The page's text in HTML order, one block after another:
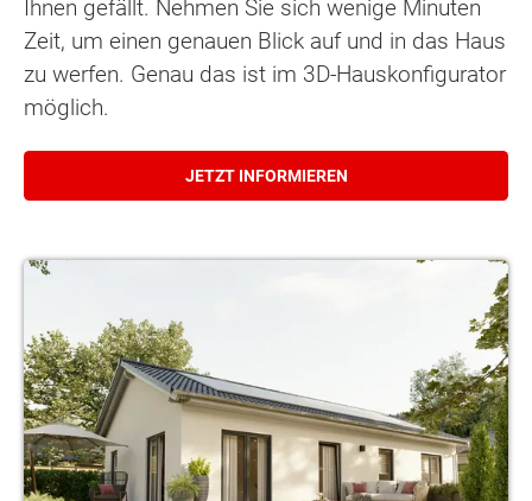
Ihnen gefällt. Nehmen Sie sich wenige Minuten
Zeit, um einen genauen Blick auf und in das Haus
zu werfen. Genau das ist im 3D-Hauskonfigurator
möglich.
JETZT INFORMIEREN